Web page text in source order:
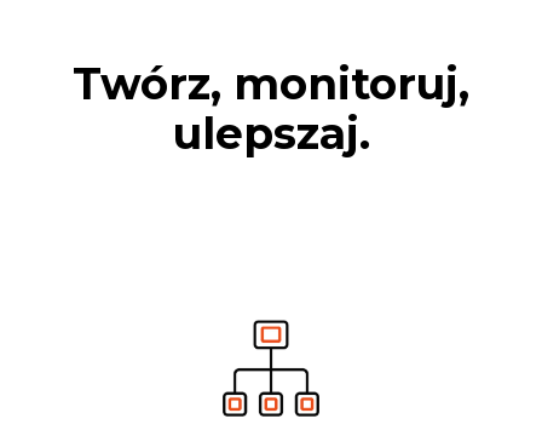
Twórz, monitoruj,
ulepszaj.